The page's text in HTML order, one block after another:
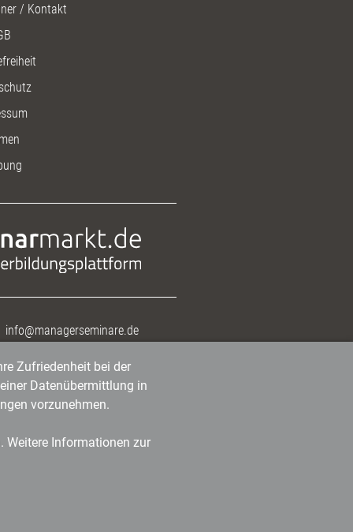
/ Kontakt
info@managerseminare.de
Zufriedenheit bei der
Datenübermittlung in
vorzunehmen.
Weitere Informationen zur